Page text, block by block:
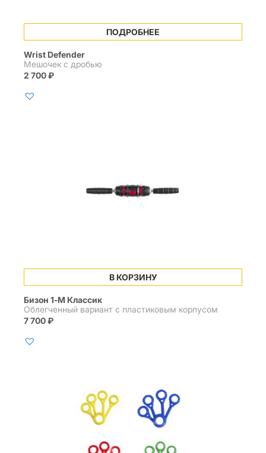
ПОДРОБНЕЕ
Wrist Defender
Мешочек с дробью
2 700₽
В КОРЗИНУ
Бизон 1-М Классик
Облегченный вариант с пластиковым корпусом
7 700₽